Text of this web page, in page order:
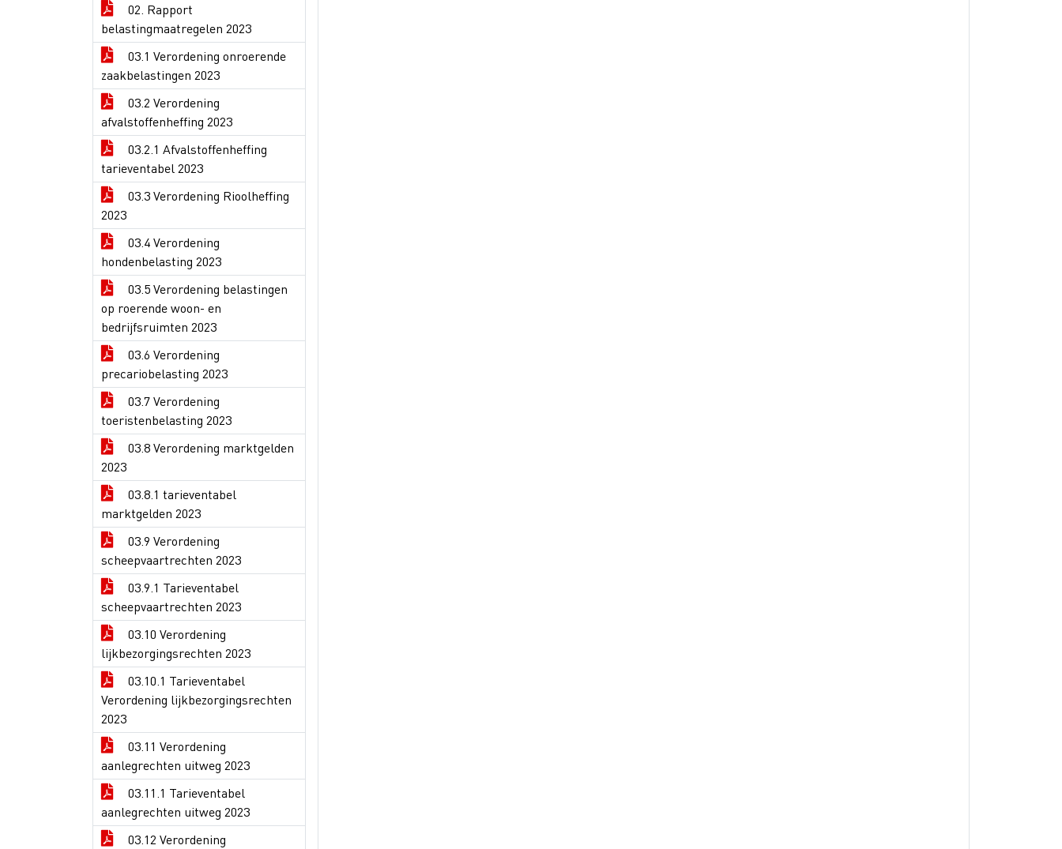
02. Rapport
belastingmaatregelen 2023
03.1 Verordening onroerende
zaakbelastingen 2023
03.2 Verordening
afvalstoffenheffing 2023
03.2.1 Afvalstoffenheffing
tarieventabel 2023
03.3 Verordening Rioolheffing
2023
03.4 Verordening
hondenbelasting 2023
03.5 Verordening belastingen
op roerende woon- en
bedrijfsruimten 2023
03.6 Verordening
precariobelasting 2023
03.7 Verordening
toeristenbelasting 2023
03.8 Verordening marktgelden
2023
03.8.1 tarieventabel
marktgelden 2023
03.9 Verordening
scheepvaartrechten 2023
03.9.1 Tarieventabel
scheepvaartrechten 2023
03.10 Verordening
lijkbezorgingsrechten 2023
03.10.1 Tarieventabel
Verordening lijkbezorgingsrechten
2023
03.11 Verordening
aanlegrechten uitweg 2023
03.11.1 Tarieventabel
aanlegrechten uitweg 2023
03.12 Verordening